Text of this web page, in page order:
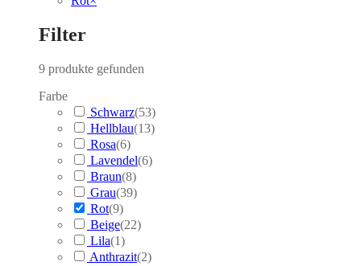
Filter
9 produkte gefunden
Farbe
Schwarz(53)
Hellblau(13)
Rosa(6)
Lavendel(6)
Braun(8)
Grau(39)
Rot(9)
Beige(22)
Lila(1)
Anthrazit(2)